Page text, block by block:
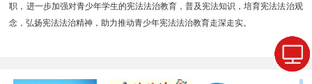
职，进一步加强对青少年学生的宪法法治教育，普及宪法知识，培育宪法法治观
念，弘扬宪法法治精神，助力推动青少年宪法法治教育走深走实。